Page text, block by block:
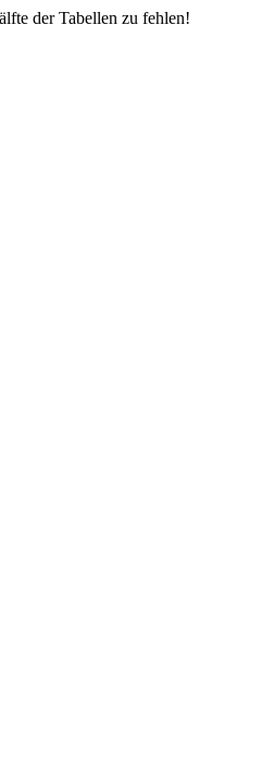
der Tabellen zu fehlen!